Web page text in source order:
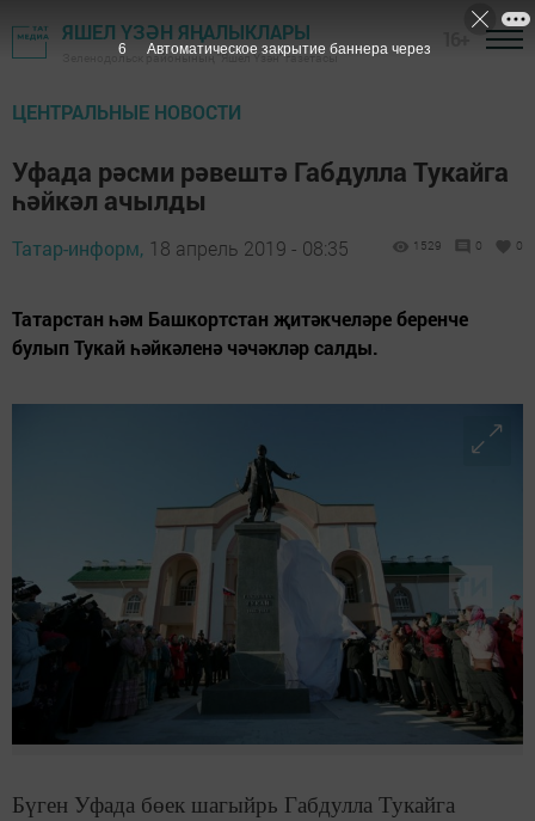
ЯШЕЛ ҮЗӘН ЯҢАЛЫКЛАРЫ
Зеленодольск районының "Яшел Үзән" газетасы
ЦЕНТРАЛЬНЫЕ НОВОСТИ
Уфада рәсми рәвештә Габдулла Тукайга
һәйкәл ачылды
Татар-информ, 18 апрель 2019 - 08:35 1529 0 0
Татарстан һәм Башкортстан җитәкчеләре беренче
булып Тукай һәйкәленә чәчәкләр салды.
Бүген Уфада бөек шагыйрь Габдулла Тукайга
5 Автоматическое закрытие баннера через